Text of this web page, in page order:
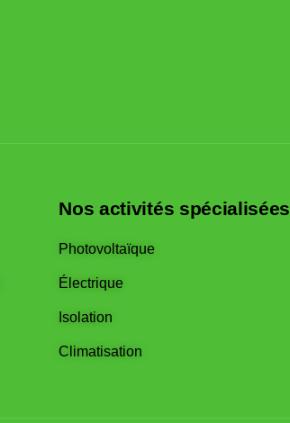
Nos activités spécialisées
Photovoltaïque
Électrique
Isolation
Climatisation